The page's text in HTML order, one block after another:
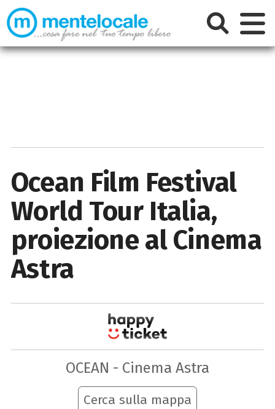
Ocean Film Festival
World Tour Italia,
proiezione al Cinema
Astra
OCEAN - Cinema Astra
Cerca sulla mappa